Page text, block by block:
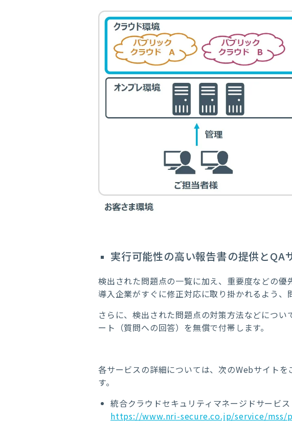
実行可能性の高い報告書の提供とQA
検出された問題点の一覧に加え、重要度などの優
導入企業がすぐに修正対応に取り掛かれるよう、
さらに、検出された問題点の対策方法などにつ
ート（質問への回答）を無償で付帯します。
各サービスの詳細については、次のWebサイト
す。
統合クラウドセキュリティマネージドサー
https://www.nri-secure.co.jp/service/mss/